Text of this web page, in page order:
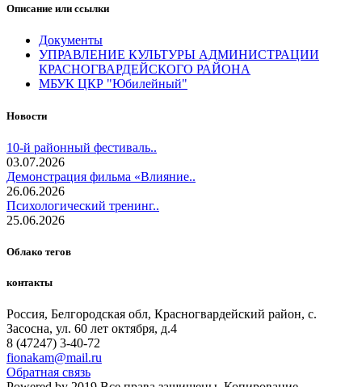
Описание или ссылки
Документы
УПРАВЛЕНИЕ КУЛЬТУРЫ АДМИНИСТРАЦИИ
КРАСНОГВАРДЕЙСКОГО РАЙОНА
МБУК ЦКР "Юбилейный"
Новости
10-й районный фестиваль..
03.07.2026
Демонстрация фильма «Влияние..
26.06.2026
Психологический тренинг..
25.06.2026
Облако тегов
контакты
Россия, Белгородская обл, Красногвардейский район, с.
Засосна, ул. 60 лет октября, д.4
8 (47247) 3-40-72
fionakam@mail.ru
Обратная связь